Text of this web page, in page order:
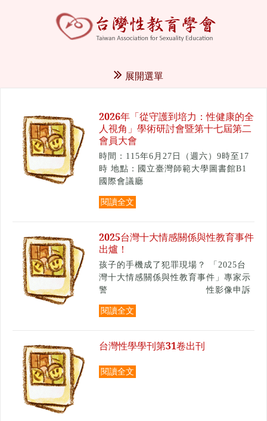
展開選單
2026年「從守護到培力：性健康的全
人視角」學術研討會暨第十七屆第二
會員大會
時間：115年6月27日（週六）9時至17
時 地點：國立臺灣師範大學圖書館B1
國際會議廳
閱讀全文
2025台灣十大情感關係與性教育事件
出爐！
孩子的手機成了犯罪現場？ 「2025台
灣十大情感關係與性教育事件」專家示
警 性影像申訴
翻倍、性病年輕化、教材破口一次說清
楚
閱讀全文
台灣性學學刊第31卷出刊
閱讀全文